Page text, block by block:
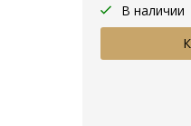
В наличии